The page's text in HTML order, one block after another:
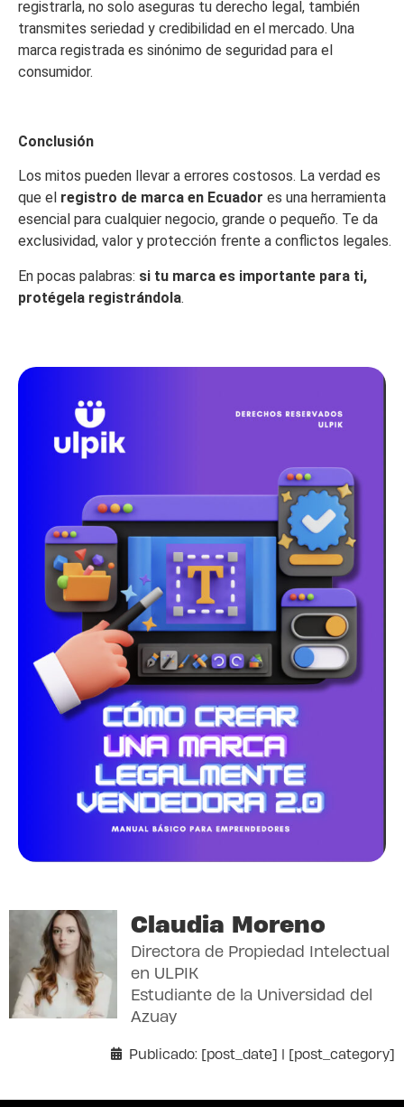
registrarla, no solo aseguras tu derecho legal, también
transmites seriedad y credibilidad en el mercado. Una
marca registrada es sinónimo de seguridad para el
consumidor.
Conclusión
Los mitos pueden llevar a errores costosos. La verdad es
que el registro de marca en Ecuador es una herramienta
esencial para cualquier negocio, grande o pequeño. Te da
exclusividad, valor y protección frente a conflictos legales.
En pocas palabras: si tu marca es importante para ti,
protégela registrándola.
Claudia Moreno
Directora de Propiedad Intelectual
en ULPIK
Estudiante de la Universidad del
Azuay
Publicado: [post_date] | [post_category]